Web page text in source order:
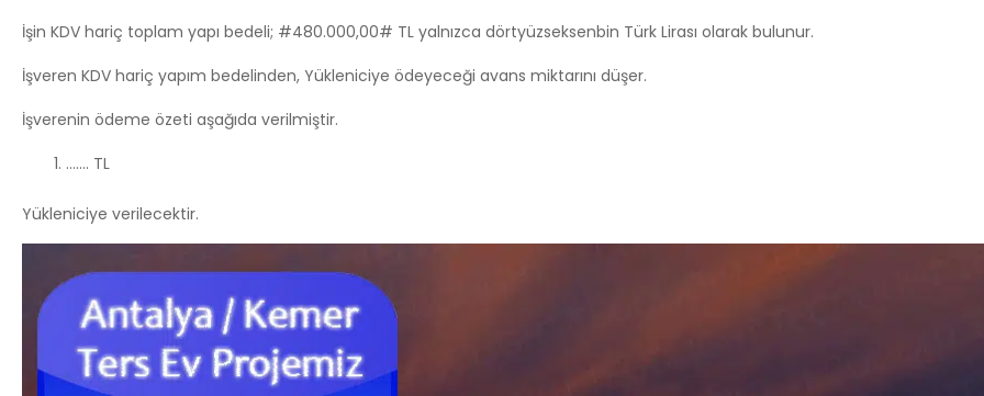
İşin KDV hariç toplam yapı bedeli; #480.000,00# TL yalnızca dörtyüzseksenbin Türk Lirası olarak bulunur.
İşveren KDV hariç yapım bedelinden, Yükleniciye ödeyeceği avans miktarını düşer.
İşverenin ödeme özeti aşağıda verilmiştir.
……. TL
Yükleniciye verilecektir.